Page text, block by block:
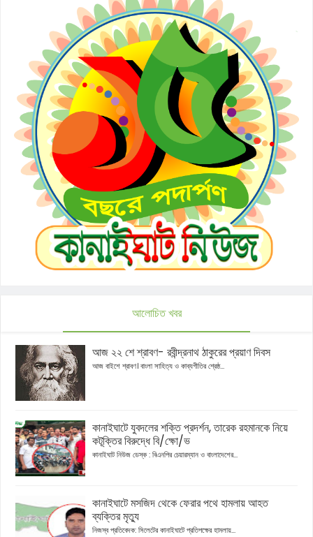
আলোচিত খবর
আজ ২২ শে শ্রাবণ- রবীন্দ্রনাথ ঠাকুরের প্রয়াণ দিবস
আজ বাইশে শ্রাবণ। বাংলা সাহিত্য ও কাব্যগীতির শ্রেষ্ঠ...
কানাইঘাটে যুবদলের শক্তি প্রদর্শন, তারেক রহমানকে নিয়ে
কটূক্তির বিরুদ্ধে বি/ক্ষো/ভ
কানাইঘাট নিউজ ডেস্ক : বিএনপির চেয়ারম্যান ও বাংলাদেশের...
কানাইঘাটে মসজিদ থেকে ফেরার পথে হামলায় আহত
ব্যক্তির মৃত্যু
নিজস্ব প্রতিবেদক: সিলেটের কানাইঘাটে প্রতিপক্ষের হামলায়...